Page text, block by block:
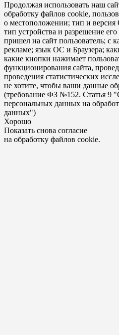
Продолжая использовать наш
обработку файлов cookie,
о местоположении; тип и версия
тип устройства и разрешение
пришел на сайт пользователь; с
рекламе; язык ОС и Браузера;
какие кнопки нажимает
функционирования сайта,
проведения статистических
не хотите, чтобы ваши данные
(требование ФЗ №152. Статья 9
персональных данных на
данных")
Хорошо
Показать снова согласие
на обработку файлов cookie.